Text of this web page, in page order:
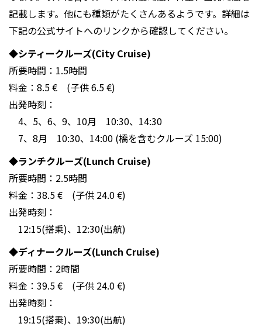
記載します。他にも種類がたくさんあるようです。詳細は
下記の公式サイトへのリンクから確認してください。
◆シティークルーズ(City Cruise)
所要時間：1.5時間
料金：8.5 € (子供 6.5 €)
出発時刻：
4、5、6、9、10月 10:30、14:30
7、8月 10:30、14:00 (橋を含むクルーズ 15:00)
◆ランチクルーズ(Lunch Cruise)
所要時間：2.5時間
料金：38.5 € (子供 24.0 €)
出発時刻：
12:15(搭乗)、12:30(出航)
◆ディナークルーズ(Lunch Cruise)
所要時間：2時間
料金：39.5 € (子供 24.0 €)
出発時刻：
19:15(搭乗)、19:30(出航)